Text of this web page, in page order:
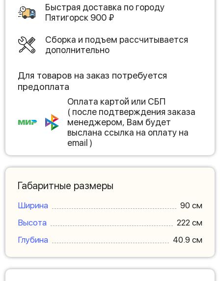
Быстрая доставка по городу
Пятигорск 900 ₽
Сборка и подъем рассчитывается
дополнительно
Для товаров на заказ потребуется
предоплата
Оплата картой или СБП
( после подтверждения заказа
менеджером, Вам будет
выслана ссылка на оплату на
email )
Габаритные размеры
Ширина
90 см
Высота
222 см
Глубина
40.9 см